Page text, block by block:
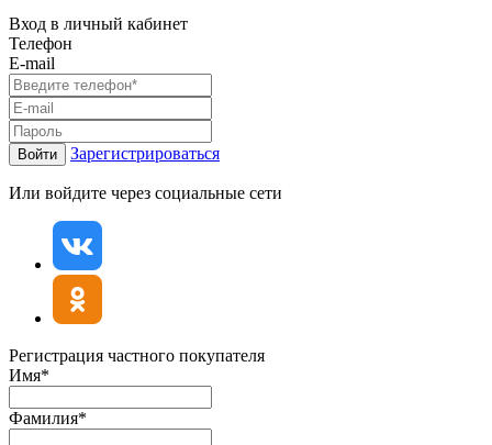
Вход в личный кабинет
Телефон
E-mail
Войти Зарегистрироваться
Или войдите через социальные сети
Регистрация частного покупателя
Имя*
Фамилия*